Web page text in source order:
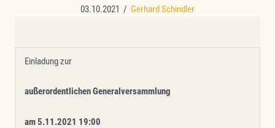
03.10.2021 / Gerhard Schindler
Einladung zur
außerordentlichen Generalversammlung
am 5.11.2021 19:00